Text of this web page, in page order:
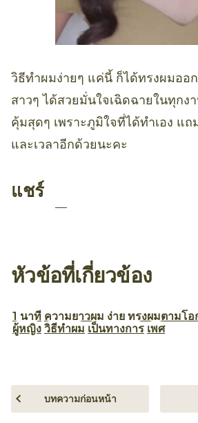
วิธีทำผมง่ายๆ แค่นี้ ก็ได้ทรงผมออ
สาวๆ ได้สวยมั่นใจเฉิดฉายในทุกง
คุ้มสุดๆ เพราะภูมิใจที่ได้ทำเอง แถ
และเวลาอีกด้วยนะคะ
แชร์
หัวข้อที่เกี่ยวข้อง
1 นาที ความยาวผม ง่าย ทรงผมตามโอ
ผู้หญิง วิธีทำผม เป็นทางการ เพศ
บทความก่อนหน้า